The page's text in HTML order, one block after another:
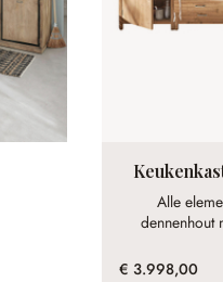
Alle
dennenhout
€ 3.998,00